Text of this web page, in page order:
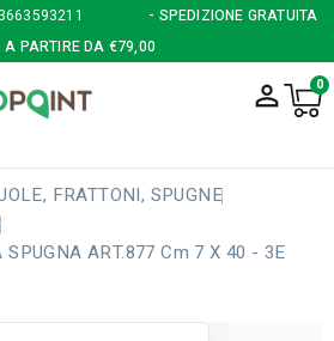
3663593211
- SPEDIZIONE GRATUITA
A PARTIRE DA €79,00
person_outline 0
FRATTONI, SPUGNE
ART.877 Cm 7 X 40 - 3E